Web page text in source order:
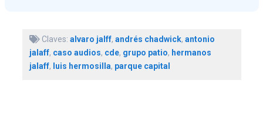
Claves: alvaro jalff, andrés chadwick, antonio
jalaff, caso audios, cde, grupo patio, hermanos
jalaff, luis hermosilla, parque capital